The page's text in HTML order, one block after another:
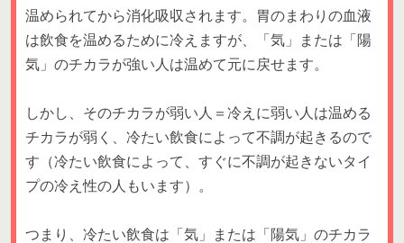
温められてから消化吸収されます。胃のまわりの血液
は飲食を温めるために冷えますが、「気」または「陽
気」のチカラが強い人は温めて元に戻せます。
しかし、そのチカラが弱い人＝冷えに弱い人は温める
チカラが弱く、冷たい飲食によって不調が起きるので
す（冷たい飲食によって、すぐに不調が起きないタイ
プの冷え性の人もいます）。
つまり、冷たい飲食は「気」または「陽気」のチカラ